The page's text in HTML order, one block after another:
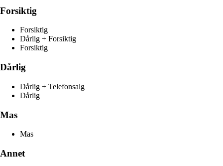
Forsiktig
Forsiktig
Dårlig + Forsiktig
Forsiktig
Dårlig
Dårlig + Telefonsalg
Dårlig
Mas
Mas
Annet